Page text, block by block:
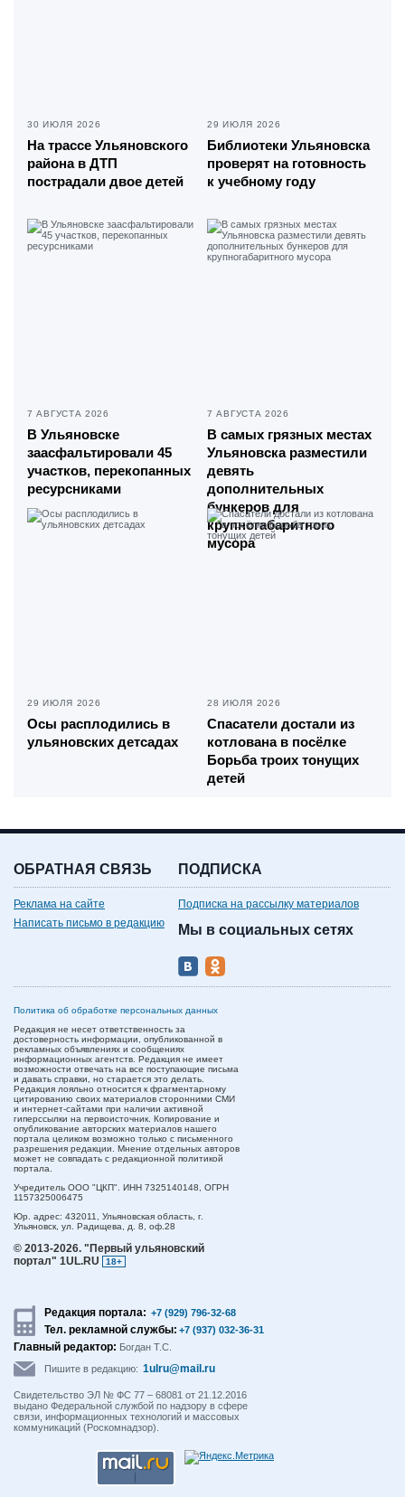
30 ИЮЛЯ 2026
На трассе Ульяновского
района в ДТП
пострадали двое детей
29 ИЮЛЯ 2026
Библиотеки Ульяновска
проверят на готовность
к учебному году
7 АВГУСТА 2026
В Ульяновске
заасфальтировали 45
участков, перекопанных
ресурсниками
7 АВГУСТА 2026
В самых грязных местах
Ульяновска разместили
девять
дополнительных
бункеров для
крупногабаритного
мусора
29 ИЮЛЯ 2026
Осы расплодились в
ульяновских детсадах
28 ИЮЛЯ 2026
Спасатели достали из
котлована в посёлке
Борьба троих тонущих
детей
ОБРАТНАЯ СВЯЗЬ
Реклама на сайте
Написать письмо в редакцию
ПОДПИСКА
Подписка на рассылку материалов
Мы в социальных сетях
Политика об обработке персональных данных
Редакция не несет ответственность за
достоверность информации, опубликованной в
рекламных объявлениях и сообщениях
информационных агентств. Редакция не имеет
возможности отвечать на все поступающие письма
и давать справки, но старается это делать.
Редакция лояльно относится к фрагментарному
цитированию своих материалов сторонними СМИ
и интернет-сайтами при наличии активной
гиперссылки на первоисточник. Копирование и
опубликование авторских материалов нашего
портала целиком возможно только с письменного
разрешения редакции. Мнение отдельных авторов
может не совпадать с редакционной политикой
портала.
Учредитель ООО "ЦКП". ИНН 7325140148, ОГРН
1157325006475
Юр. адрес: 432011, Ульяновская область, г.
Ульяновск, ул. Радищева, д. 8, оф.28
© 2013-2026. "Первый ульяновский
портал" 1UL.RU
18+
Редакция портала: +7 (929) 796-32-68
Тел. рекламной службы: +7 (937) 032-36-31
Главный редактор: Богдан Т.С.
Пишите в редакцию: 1ulru@mail.ru
Свидетельство ЭЛ № ФС 77 – 68081 от 21.12.2016
выдано Федеральной службой по надзору в сфере
связи, информационных технологий и массовых
коммуникаций (Роскомнадзор).